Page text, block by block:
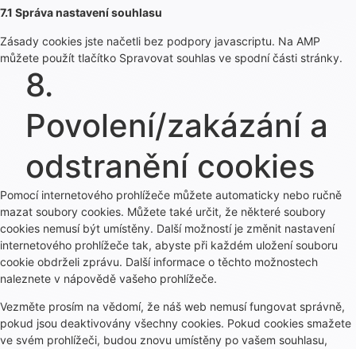
7.1 Správa nastavení souhlasu
Zásady cookies jste načetli bez podpory javascriptu. Na AMP
můžete použít tlačítko Spravovat souhlas ve spodní části stránky.
8.
Povolení/zakázání a
odstranění cookies
Pomocí internetového prohlížeče můžete automaticky nebo ručně
mazat soubory cookies. Můžete také určit, že některé soubory
cookies nemusí být umístěny. Další možností je změnit nastavení
internetového prohlížeče tak, abyste při každém uložení souboru
cookie obdrželi zprávu. Další informace o těchto možnostech
naleznete v nápovědě vašeho prohlížeče.
Vezměte prosím na vědomí, že náš web nemusí fungovat správně,
pokud jsou deaktivovány všechny cookies. Pokud cookies smažete
ve svém prohlížeči, budou znovu umístěny po vašem souhlasu,